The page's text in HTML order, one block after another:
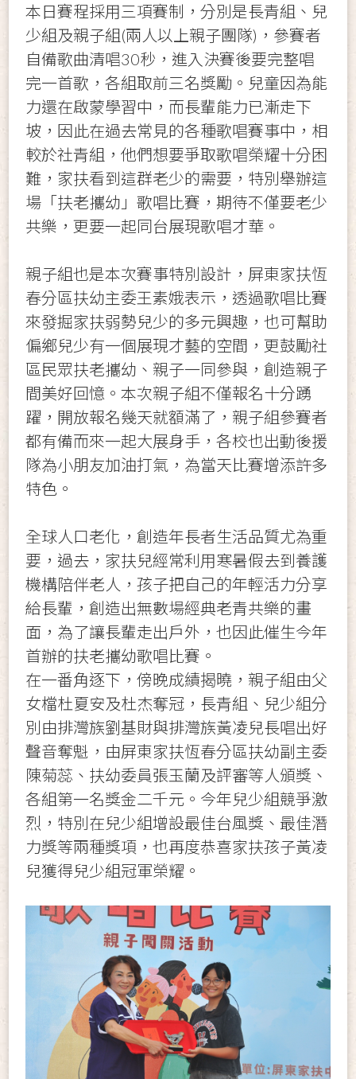
本日賽程採用三項賽制，分別是長青組、兒
少組及親子組(兩人以上親子團隊)，參賽者
自備歌曲清唱30秒，進入決賽後要完整唱
完一首歌，各組取前三名獎勵。兒童因為能
力還在啟蒙學習中，而長輩能力已漸走下
坡，因此在過去常見的各種歌唱賽事中，相
較於社青組，他們想要爭取歌唱榮耀十分困
難，家扶看到這群老少的需要，特別舉辦這
場「扶老攜幼」歌唱比賽，期待不僅要老少
共樂，更要一起同台展現歌唱才華。
親子組也是本次賽事特別設計，屏東家扶恆
春分區扶幼主委王素娥表示，透過歌唱比賽
來發掘家扶弱勢兒少的多元興趣，也可幫助
偏鄉兒少有一個展現才藝的空間，更鼓勵社
區民眾扶老攜幼、親子一同參與，創造親子
間美好回憶。本次親子組不僅報名十分踴
躍，開放報名幾天就額滿了，親子組參賽者
都有備而來一起大展身手，各校也出動後援
隊為小朋友加油打氣，為當天比賽增添許多
特色。
全球人口老化，創造年長者生活品質尤為重
要，過去，家扶兒經常利用寒暑假去到養護
機構陪伴老人，孩子把自己的年輕活力分享
給長輩，創造出無數場經典老青共樂的畫
面，為了讓長輩走出戶外，也因此催生今年
首辦的扶老攜幼歌唱比賽。
在一番角逐下，傍晚成績揭曉，親子組由父
女檔杜夏安及杜杰奪冠，長青組、兒少組分
別由排灣族劉基財與排灣族黃凌兒長唱出好
聲音奪魁，由屏東家扶恆春分區扶幼副主委
陳菊蕊、扶幼委員張玉蘭及評審等人頒獎、
各組第一名獎金二千元。今年兒少組競爭激
烈，特別在兒少組增設最佳台風獎、最佳潛
力獎等兩種獎項，也再度恭喜家扶孩子黃凌
兒獲得兒少組冠軍榮耀。